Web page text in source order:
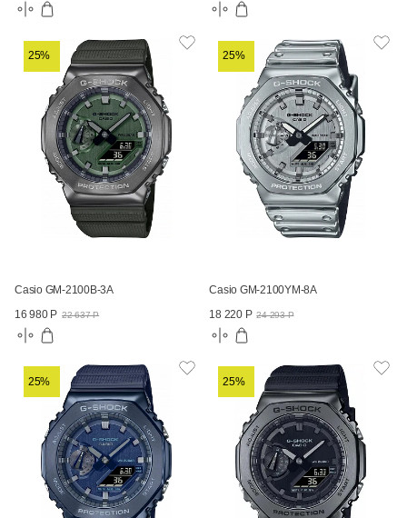
25%
Casio GM-2100B-3A
16 980 Р 22 637 Р
25%
Casio GM-2100YM-8A
18 220 Р 24 293 Р
25% 25%